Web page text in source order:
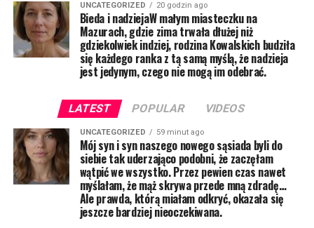
UNCATEGORIZED 20 godzin ago
Bieda i nadziejaW małym miasteczku na
Mazurach, gdzie zima trwała dłużej niż
gdziekolwiek indziej, rodzina Kowalskich budziła
się każdego ranka z tą samą myślą, że nadzieja
jest jedynym, czego nie mogą im odebrać.
LATEST POPULAR VIDEOS
UNCATEGORIZED 59 minut ago
Mój syn i syn naszego nowego sąsiada byli do
siebie tak uderzająco podobni, że zaczęłam
wątpić we wszystko. Przez pewien czas nawet
myślałam, że mąż skrywa przede mną zdradę…
Ale prawda, którą miałam odkryć, okazała się
jeszcze bardziej nieoczekiwana.